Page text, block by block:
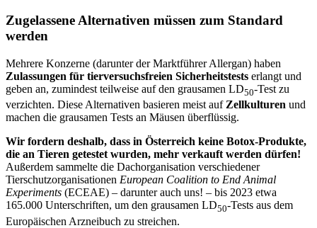
Zugelassene Alternativen müssen zum Standard
werden
Mehrere Konzerne (darunter der Marktführer Allergan) haben
Zulassungen für tierversuchsfreien Sicherheitstests erlangt und
geben an, zumindest teilweise auf den grausamen LD50-Test zu
verzichten. Diese Alternativen basieren meist auf Zellkulturen und
machen die grausamen Tests an Mäusen überflüssig.
Wir fordern deshalb, dass in Österreich keine Botox-Produkte,
die an Tieren getestet wurden, mehr verkauft werden dürfen!
Außerdem sammelte die Dachorganisation verschiedener
Tierschutzorganisationen European Coalition to End Animal
Experiments (ECEAE) – darunter auch uns! – bis 2023 etwa
165.000 Unterschriften, um den grausamen LD50-Tests aus dem
Europäischen Arzneibuch zu streichen.